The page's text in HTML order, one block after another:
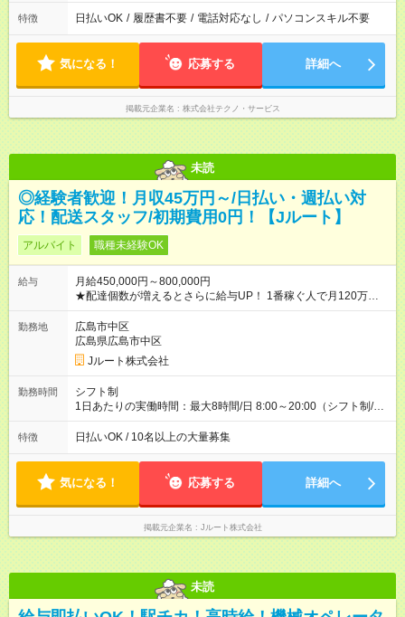
特徴 日払いOK / 履歴書不要 / 電話対応なし / パソコンスキル不要
気になる！ 応募する 詳細へ
掲載元企業名 株式会社テクノ・サービス
未読
◎経験者歓迎！月収45万円～/日払い・週払い対
応！配送スタッフ/初期費用0円！【Jルート】
アルバイト 職種未経験OK
給与
月給450,000円～800,000円
★配達個数が増えるとさらに給与UP！ 1番稼ぐ人で月120万ほ
ど！ ・主要都市エリア 月収55万円／週5日稼働 月収65万~112
万円／週6日稼働 ・地方郊外エリア 月収40万円／週5日稼働 月
収40万円~50万円／週6日稼働 ＜モデルイメージ＞ ■月収50万
円 (27歳男性/江東区在住)※元建築関係 1日150個配達×25日勤務
(日休み) ■月収80万円(43歳男性/墨田区在住)※元営業 1日200個
勤務地
広島市中区
広島県広島市中区
Jルート株式会社
勤務時間
シフト制
1日あたりの実働時間：最大8時間/日 8:00～20:00（シフト制/実
働8時間） ※週5日勤務（場所次第では週4も有り） ※配達状況に
よって時間外での勤務可能性有り ※案件により多少の前後あり
特徴 日払いOK / 10名以上の大量募集
気になる！ 応募する 詳細へ
掲載元企業名 Jルート株式会社
未読